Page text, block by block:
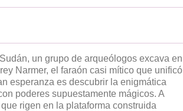
un grupo de arqueólogos excava en
Narmer, el faraón casi mítico que unificó
esperanza es descubrir la enigmática
poderes supuestamente mágicos. A
rigen en la plataforma construida